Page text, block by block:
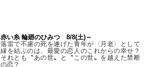
赤い糸 輪廻のひみつ 8/8(土)～
落雷で不慮の死を遂げた青年が〈月老〉として
縁を結ぶのは、最愛の恋人のこれからの幸せ？
それとも〝あの世〟と〝この世〟を越えた禁断
の恋？